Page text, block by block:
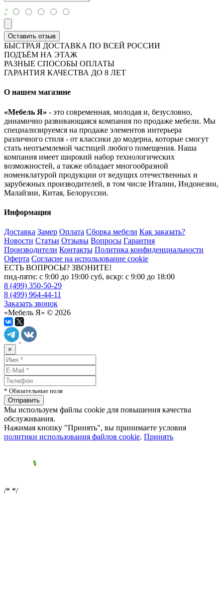
:
Оставить отзыв
БЫСТРАЯ ДОСТАВКА ПО ВСЕЙ РОССИИ
ПОДЪЁМ НА ЭТАЖ
РАЗНЫЕ СПОСОБЫ ОПЛАТЫ
ГАРАНТИЯ КАЧЕСТВА ДО 8 ЛЕТ
О нашем магазине
«Мебель Я» - это современная, молодая и, безусловно,
динамично развивающаяся компания по продаже мебели. Мы
специализируемся на продаже элементов интерьера
различного стиля - от классики до модерна, которые смогут
стать неотъемлемой частицей любого помещения. Наша
компания имеет широкий набор технологических
возможностей, а также обладает многообразной
номенклатурой продукции от ведущих отечественных и
зарубежных производителей, в том числе Италии, Индонезии,
Малайзии, Китая, Белоруссии.
Информация
Доставка Замер Оплата Сборка мебели Как заказать?
Новости Статьи Отзывы Вопросы Гарантия
Производители Контакты Политика конфиденциальности
Оферта Согласие на использование cookie
ЕСТЬ ВОПРОСЫ? ЗВОНИТЕ!
пнд-пятн: с 9:00 до 19:00 суб, вскр: с 9:00 до 18:00
8 (499) 350-50-29
8 (499) 964-44-11
Заказать звонок
«Мебель Я» © 2026
×
* Обязательные поля
Мы используем файлы cookie для повышения качества
обслуживания.
Нажимая кнопку "Принять", вы принимаете условия
политики использования файлов cookie. Принять
/* */